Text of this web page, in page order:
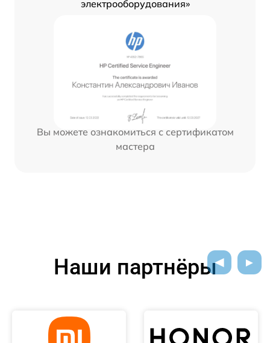
электрооборудования»
Вы можете ознакомиться с сертификатом
мастера
Наши партнёры